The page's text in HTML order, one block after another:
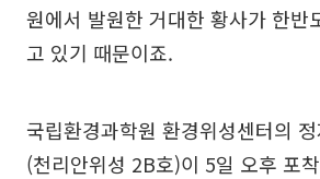
원에서 발원한 거대한 황사가 한반
고 있기 때문이죠.
국립환경과학원 환경위성센터의
(천리안위성 2B호)이 5일 오후 포